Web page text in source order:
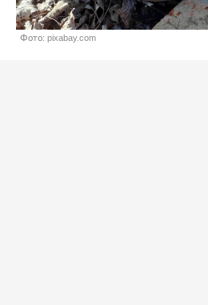
Фото: pixabay.com